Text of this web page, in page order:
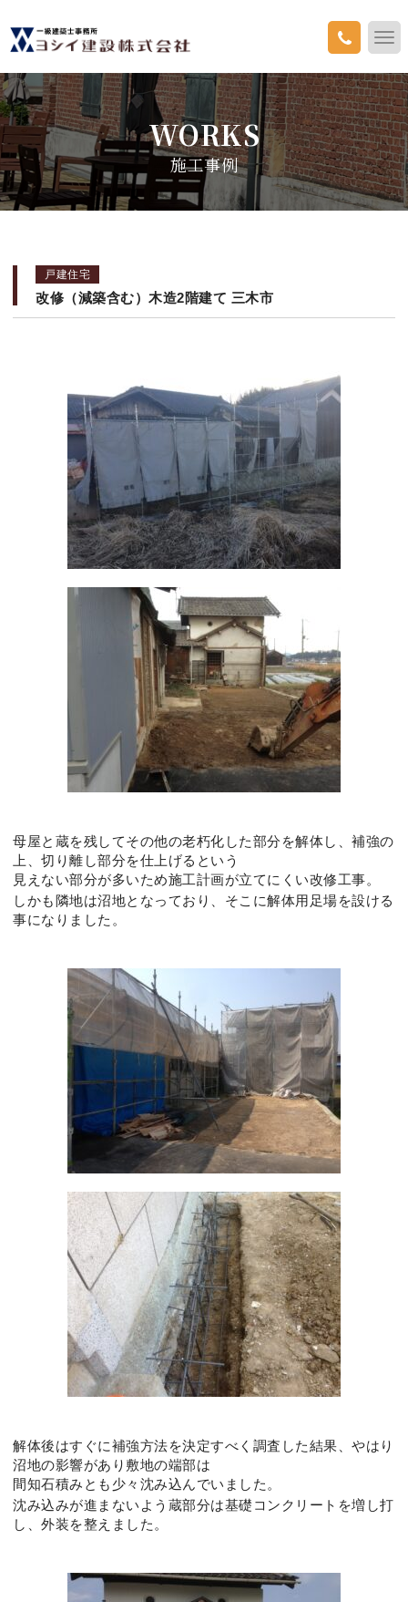
WORKS
施工事例
戸建住宅
改修（減築含む）木造2階建て 三木市
母屋と蔵を残してその他の老朽化した部分を解体し、補強の
上、切り離し部分を仕上げるという
見えない部分が多いため施工計画が立てにくい改修工事。
しかも隣地は沼地となっており、そこに解体用足場を設ける
事になりました。
解体後はすぐに補強方法を決定すべく調査した結果、やはり
沼地の影響があり敷地の端部は
間知石積みとも少々沈み込んでいました。
沈み込みが進まないよう蔵部分は基礎コンクリートを増し打
し、外装を整えました。